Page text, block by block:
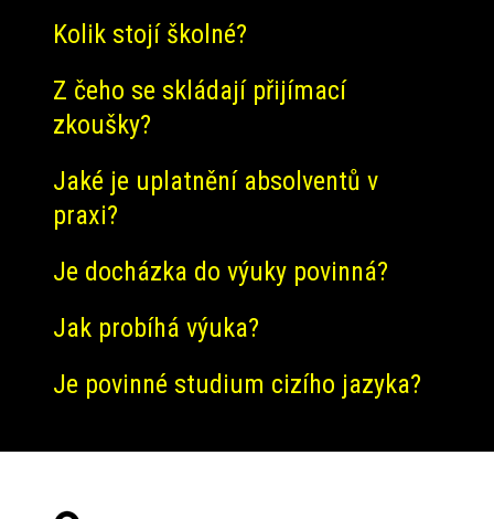
Kolik stojí školné?
Z čeho se skládají přijímací
zkoušky?
Jaké je uplatnění absolventů v
praxi?
Je docházka do výuky povinná?
Jak probíhá výuka?
Je povinné studium cizího jazyka?